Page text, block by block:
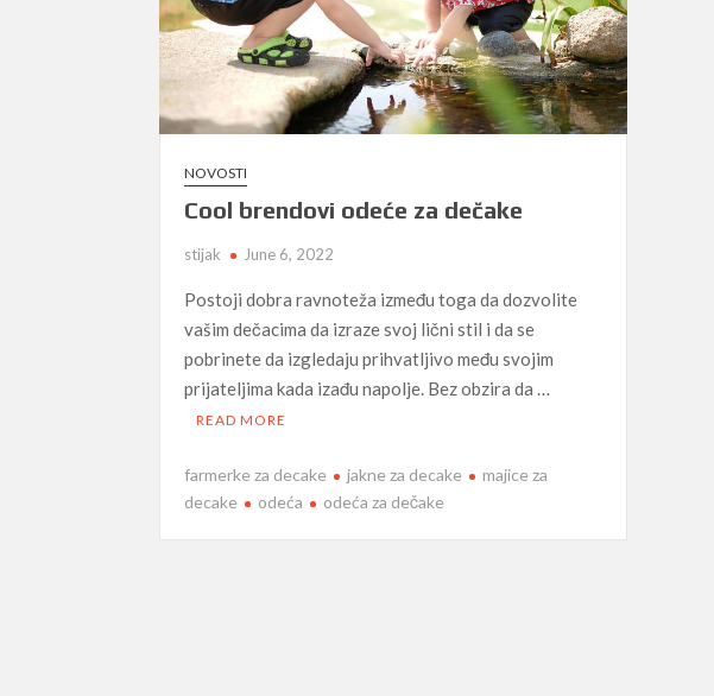
NOVOSTI
Cool brendovi odeće za dečake
stijak June 6, 2022
Postoji dobra ravnoteža između toga da dozvolite
vašim dečacima da izraze svoj lični stil i da se
pobrinete da izgledaju prihvatljivo među svojim
prijateljima kada izađu napolje. Bez obzira da …
READ MORE
farmerke za decake jakne za decake
majice za
decake
odeća odeća za dečake